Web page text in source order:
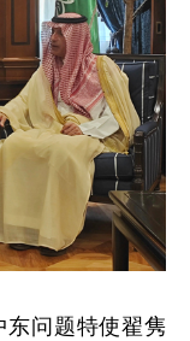
东问题特使翟隽